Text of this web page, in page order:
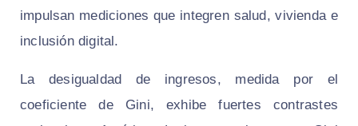
impulsan mediciones que integren salud, vivienda e
inclusión digital.
La desigualdad de ingresos, medida por el
coeficiente de Gini, exhibe fuertes contrastes